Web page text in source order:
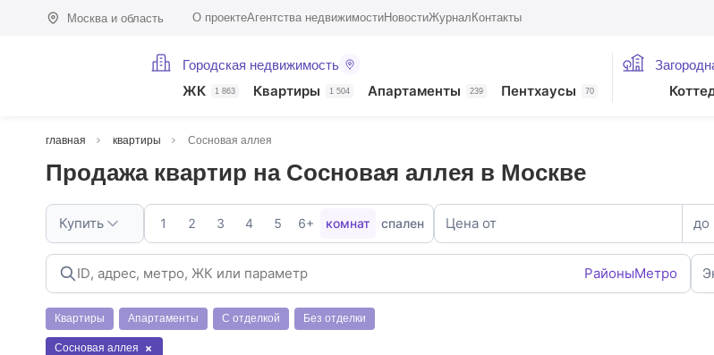
Москва и область О проектеАгентства недвижимостиНовостиЖурнал Контакты
Городская недвижимость
ЖК 1 863 Квартиры 1 504 Апартаменты 239 Пентхаусы 70
главная квартиры Сосновая аллея
Продажа квартир на Сосновая аллея в Москве
Купить 1 2 3 4 5 6+ комнат спален Цена от до
РайоныМетро
Квартиры Апартаменты С отделкой Без отделки
Сосновая аллея